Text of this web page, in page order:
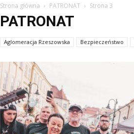
Strona główna PATRONAT Strona 3
PATRONAT
Aglomeracja Rzeszowska Bezpieczeństwo